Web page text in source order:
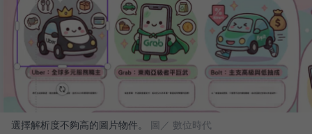
選擇解析度不夠高的圖片物件。 圖／ 數位時代